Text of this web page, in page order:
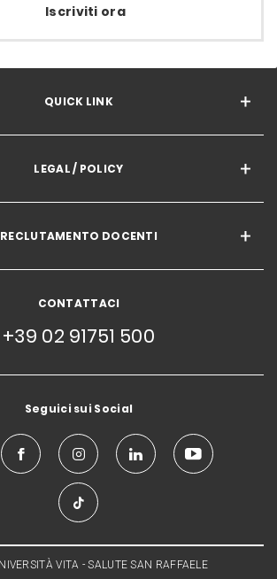
Iscriviti ora
QUICK LINK
LEGAL / POLICY
RECLUTAMENTO DOCENTI
CONTATTACI
+39 02 91751 500
Seguici sui Social
VITA - SALUTE SAN RAFFAELE